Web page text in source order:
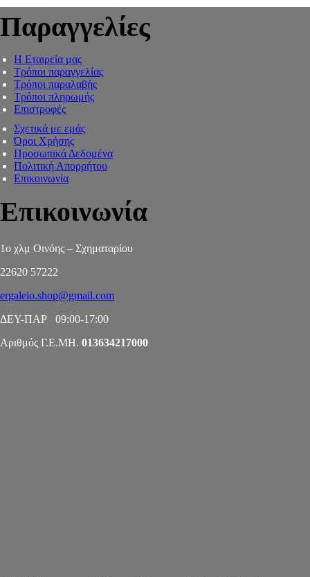
Παραγγελίες
Η Εταιρεία μας
Τρόποι παραγγελίας
Τρόποι παραλαβής
Τρόποι πληρωμής
Επιστροφές
Σχετικά με εμάς
Όροι Χρήσης
Προσωπικά Δεδομένα
Πολιτική Απορρήτου
Επικοινωνία
Επικοινωνία
1ο χλμ Οινόης – Σχηματαρίου
22620 57222
ergaleio.shop@gmail.com
ΔΕΥ-ΠΑΡ 09:00-17:00
Αριθμός Γ.Ε.ΜΗ. 013634217000